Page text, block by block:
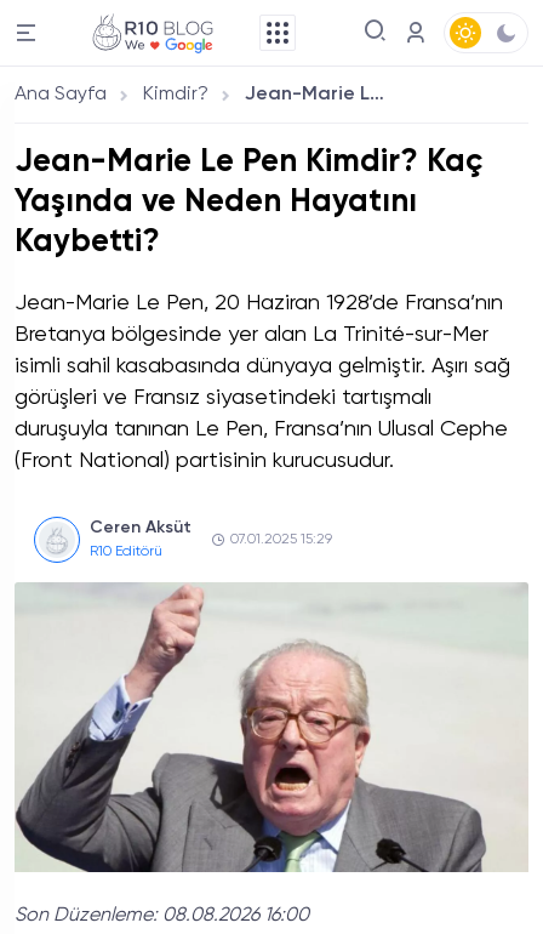
Ana Sayfa Kimdir? Jean-Marie Le Pen Kimdir? Kaç Yaşında ve Neden Hayatını Kaybetti?
Jean-Marie Le Pen Kimdir? Kaç
Yaşında ve Neden Hayatını
Kaybetti?
Jean-Marie Le Pen, 20 Haziran 1928’de Fransa’nın
Bretanya bölgesinde yer alan La Trinité-sur-Mer
isimli sahil kasabasında dünyaya gelmiştir. Aşırı sağ
görüşleri ve Fransız siyasetindeki tartışmalı
duruşuyla tanınan Le Pen, Fransa’nın Ulusal Cephe
(Front National) partisinin kurucusudur.
Ceren Aksüt
R10 Editörü
07.01.2025 15:29
Son Düzenleme: 08.08.2026 16:00